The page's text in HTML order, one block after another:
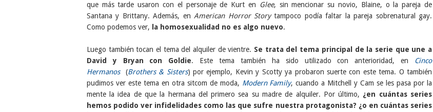
que más tarde usaron con el personaje de Kurt en Glee, sin mencionar su novio, Blaine, o la pareja de
Santana y Brittany. Además, enAmerican Horror Storytampoco podía faltar la pareja sobrenatural gay.
Como podemos ver,
la homosexualidad no es algo nuevo.
Luego también tocan el tema del alquiler de vientre. Se trata del tema principal de la serie que une a
David y Bryan con Goldie. Este tema también ha sido utilizado con anterioridad, en Cinco
Hermanos
(Brothers & Sisters) por ejemplo, Kevin y Scotty ya probaron suerte con este tema. O también
pudimos ver este tema en otra sitcom de moda, Modern Family, cuando a Mitchell y Cam se les pasa por la
mente la idea de que la hermana del primero sea su madre de alquiler. Por último, ¿en cuántas series
hemos podido ver infidelidades como las que sufre nuestra protagonista? ¿o en cuántas series